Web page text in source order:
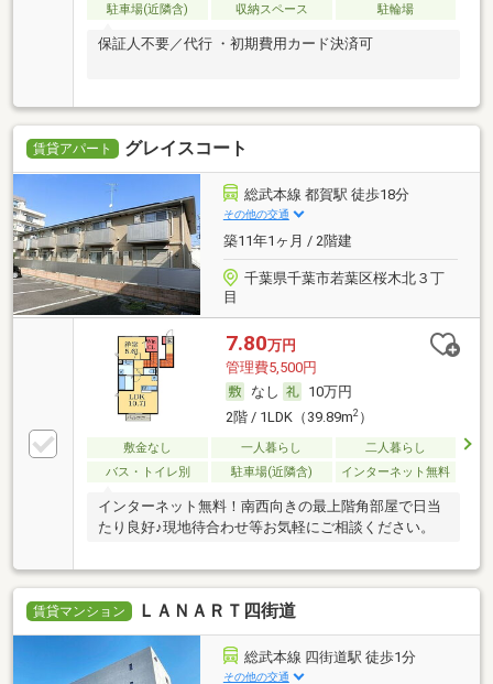
駐車場(近隣含)
収納スペース 駐輪場
保証人不要／代行 ・初期費用カード決済可
賃貸アパート グレイスコート
総武本線 都賀駅 徒歩18分
その他の交通
築11年1ヶ月 / 2階建
千葉県千葉市若葉区桜木北３丁
目
7.80万円
管理費5,500円
なし
10万円
2階 / 1LDK（39.89m2）
敷金なし 一人暮らし
二人暮らし
バス・トイレ別
駐車場(近隣含) インターネット無料
インターネット無料！南西向きの最上階角部屋で日当
たり良好♪現地待合わせ等お気軽にご相談ください。
賃貸マンション ＬＡＮＡＲＴ四街道
総武本線 四街道駅 徒歩1分
その他の交通